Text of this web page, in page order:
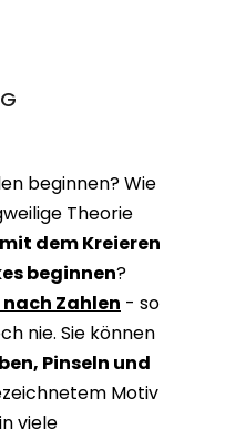
beginnen? Wie
Theorie
dem Kreieren
beginnen?
Zahlen - so
nie. Sie können
Pinseln und
Motiv
viele